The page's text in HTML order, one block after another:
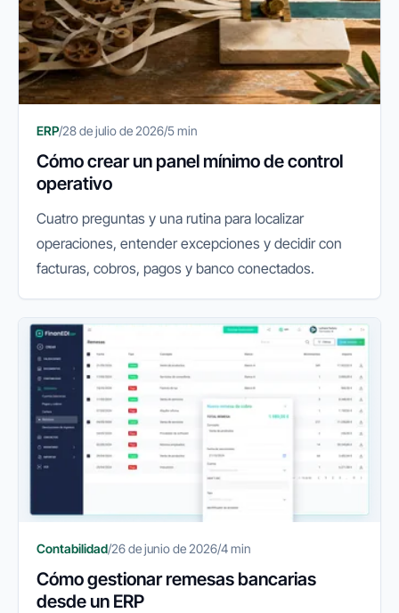
ERP/28 de julio de 2026/5 min
Cómo crear un panel mínimo de control
operativo
Cuatro preguntas y una rutina para localizar
operaciones, entender excepciones y decidir con
facturas, cobros, pagos y banco conectados.
Contabilidad/26 de junio de 2026/4 min
Cómo gestionar remesas bancarias
desde un ERP